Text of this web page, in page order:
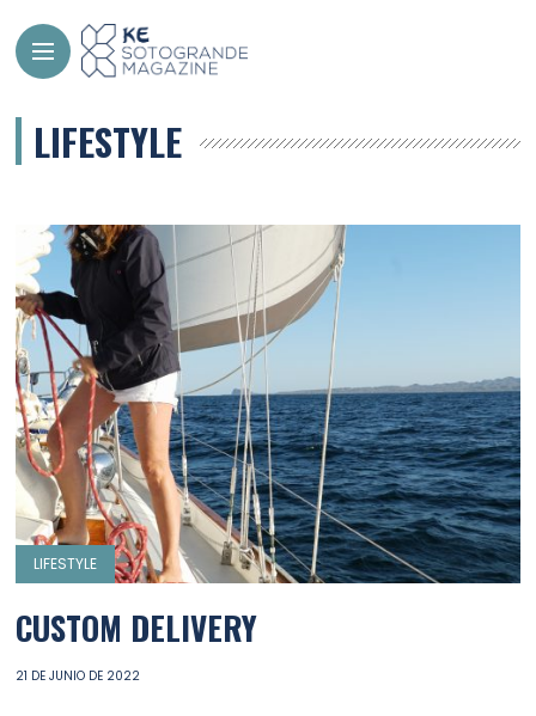
LIFESTYLE
LIFESTYLE
CUSTOM DELIVERY
21 DE JUNIO DE 2022